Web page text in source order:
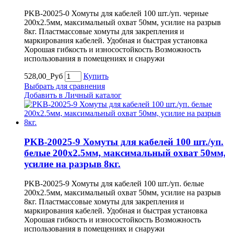
PKB-20025-0 Хомуты для кабелей 100 шт./уп. черные
200х2.5мм, максимальный охват 50мм, усилие на разрыв
8кг. Пластмассовые хомуты для закрепления и
маркирования кабелей. Удобная и быстрая установка
Хорошая гибкость и износостойкость Возможность
использования в помещениях и снаружи
528,00_Руб
Купить
Выбрать для сравнения
Добавить в Личный каталог
PKB-20025-9 Хомуты для кабелей 100 шт./уп.
белые 200х2.5мм, максимальный охват
усилие на разрыв 8кг.
PKB-20025-9 Хомуты для кабелей 100 шт./уп. белые
200х2.5мм, максимальный охват 50мм, усилие на разрыв
8кг. Пластмассовые хомуты для закрепления и
маркирования кабелей. Удобная и быстрая установка
Хорошая гибкость и износостойкость Возможность
использования в помещениях и снаружи